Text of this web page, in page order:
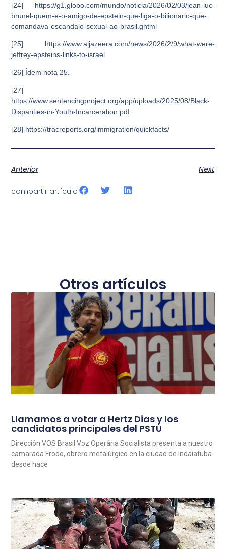
[24] https://g1.globo.com/mundo/noticia/2026/02/03/jean-luc-
brunel-quem-e-o-amigo-de-epstein-que-liga-o-bilionario-que-
comandava-escandalo-sexual-ao-brasil.ghtml
[25] https://www.aljazeera.com/news/2026/2/9/what-were-
jeffrey-epsteins-links-to-israel
[26] Ídem nota 25.
[27]
https://www.sentencingproject.org/app/uploads/2025/08/Black-
Disparities-in-Youth-Incarceration.pdf
[28] https://tracreports.org/immigration/quickfacts/
Anterior Next
compartir artículo
Otros artículos
Llamamos a votar a Hertz Dias y los
candidatos principales del PSTU
Dirección VOS Brasil Voz Operária Socialista presenta a nuestro
camarada Frodo, obrero metalúrgico en la ciudad de Indaiatuba
desde hace